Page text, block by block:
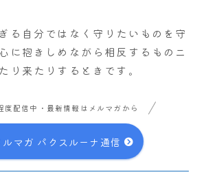
る自分ではなく守りたいものを守
に抱きしめながら相反するものニ
り来たりするときです。
度配信中・最新情報はメルマガから
マガ パクスルーナ通信